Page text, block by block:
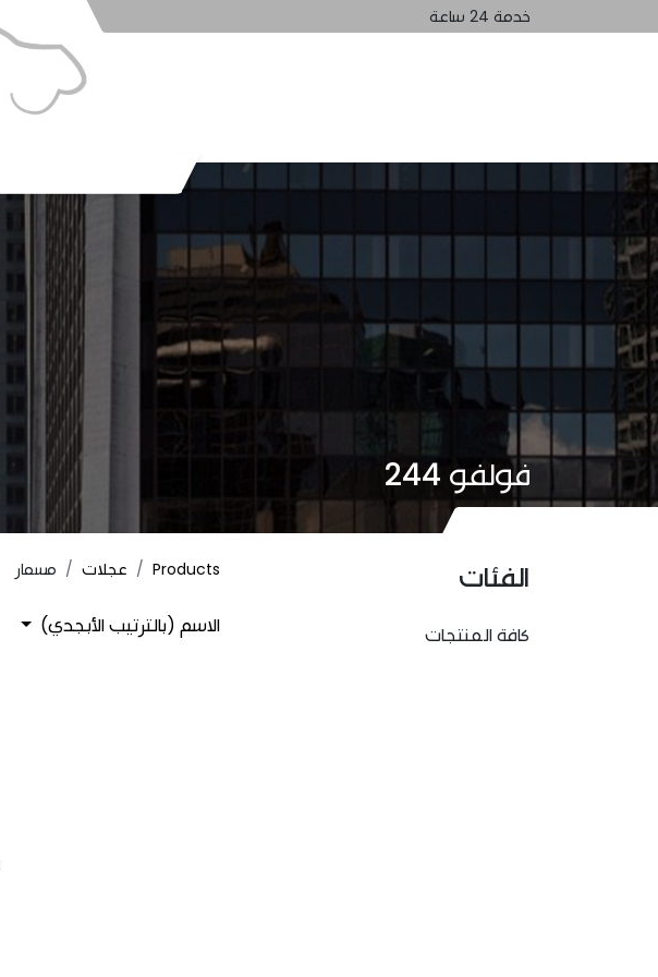
خدمة 24 ساعة
فولفو 244
الفئات
كافة المنتجات
Products عجلات مسمار
الاسم (بالترتيب الأبجدي)